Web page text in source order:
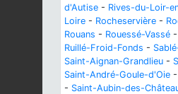
d'Autise - Rives-du-Loir-
Loire - Rocheservière -
Rouans - Rouessé-Vassé -
Ruillé-Froid-Fonds -
Saint-Aignan-Grandlieu -
Saint-André-Goule-d'Oie -
- Saint-Aubin-des-